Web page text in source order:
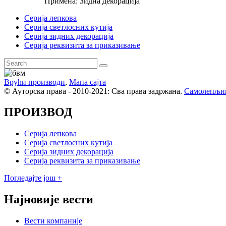
Серија лепкова
Серија светлосних кутија
Серија зидних декорација
Серија реквизита за приказивање
Врући производи, Мапа сајта
© Ауторска права - 2010-2021: Сва права задржана.
ПРОИЗВОД
Серија лепкова
Серија светлосних кутија
Серија зидних декорација
Серија реквизита за приказивање
Погледајте још +
Најновије вести
Вести компаније